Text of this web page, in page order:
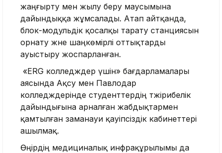
жаңғырту мен жылу беру маусымына
дайындыққа жұмсалады. Атап айтқанда,
блок-модульдік қосалқы тарату станциясын
орнату және шаңкөмірлі оттықтарды
ауыстыру жоспарланған.
«ERG колледждер үшін» бағдарламалары
аясында Ақсу мен Павлодар
колледждерінде студенттердің тәжірибелік
дайындығына арналған жабдықтармен
қамтылған заманауи қауіпсіздік кабинеттері
ашылмақ.
Өңірдің медициналық инфрақұрылымы да